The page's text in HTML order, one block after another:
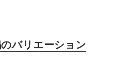
バリエーション